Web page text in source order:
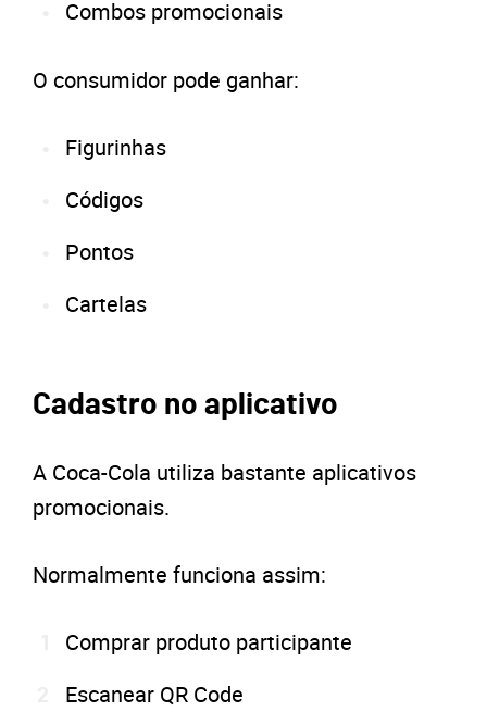
Combos promocionais
O consumidor pode ganhar:
Figurinhas
Códigos
Pontos
Cartelas
Cadastro no aplicativo
A Coca-Cola utiliza bastante aplicativos
promocionais.
Normalmente funciona assim:
Comprar produto participante
Escanear QR Code